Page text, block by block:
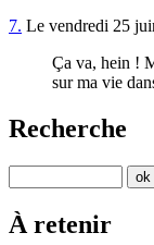
7. Le vendredi 25
Ça va, hein !
sur ma vie
Recherche
À retenir